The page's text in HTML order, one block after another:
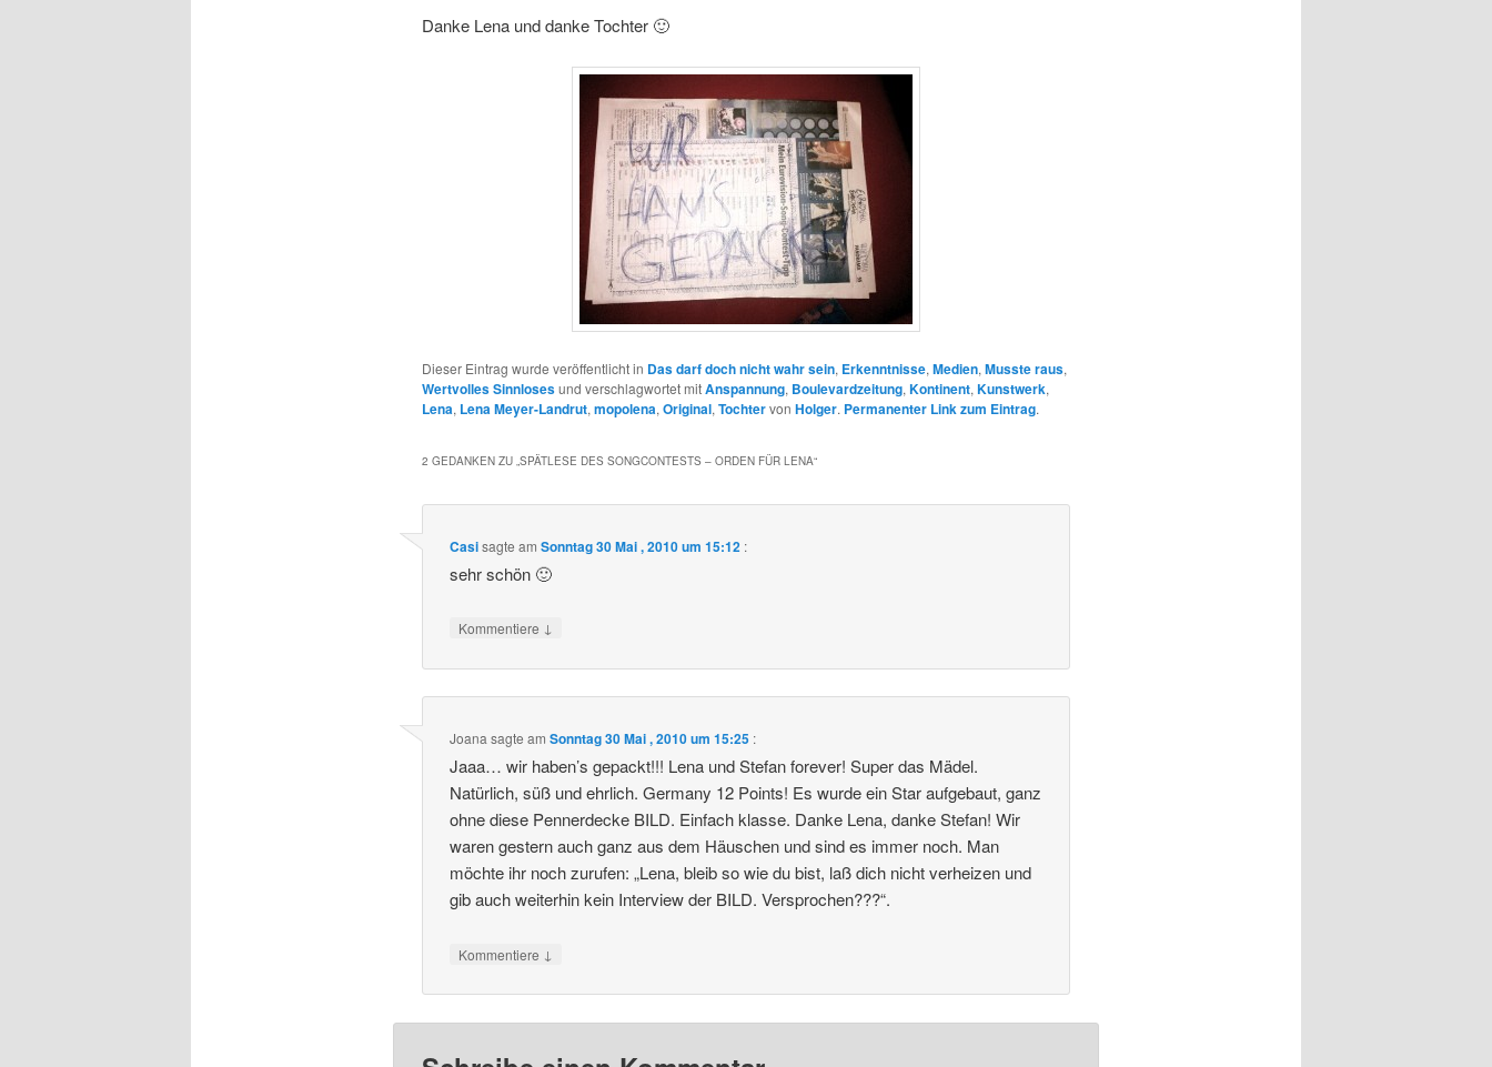
Danke Lena und danke Tochter 🙂
Dieser Eintrag wurde veröffentlicht in Das darf doch nicht wahr sein, Erkenntnisse, Medien, Musste raus,
Wertvolles Sinnlosesund verschlagwortet mitAnspannung, Boulevardzeitung, Kontinent, Kunstwerk,
Lena, Lena Meyer-Landrut, mopolena, Original, Tochtervon Holger. Permanenter Link zum Eintrag.
2 GEDANKEN ZU „ SPÄTLESE DES SONGCONTESTS – ORDEN FÜR LENA“
Casisagte amSonntag 30 Mai , 2010 um 15:12 :
sehr schön 🙂
Kommentiere ↓
Joanasagte amSonntag 30 Mai , 2010 um 15:25 :
Jaaa… wir haben’s gepackt!!! Lena und Stefan forever! Super das Mädel.
Natürlich, süß und ehrlich. Germany 12 Points! Es wurde ein Star aufgebaut, ganz
ohne diese Pennerdecke BILD. Einfach klasse. Danke Lena, danke Stefan! Wir
waren gestern auch ganz aus dem Häuschen und sind es immer noch. Man
möchte ihr noch zurufen: „Lena, bleib so wie du bist, laß dich nicht verheizen und
gib auch weiterhin kein Interview der BILD. Versprochen???“.
Kommentiere ↓